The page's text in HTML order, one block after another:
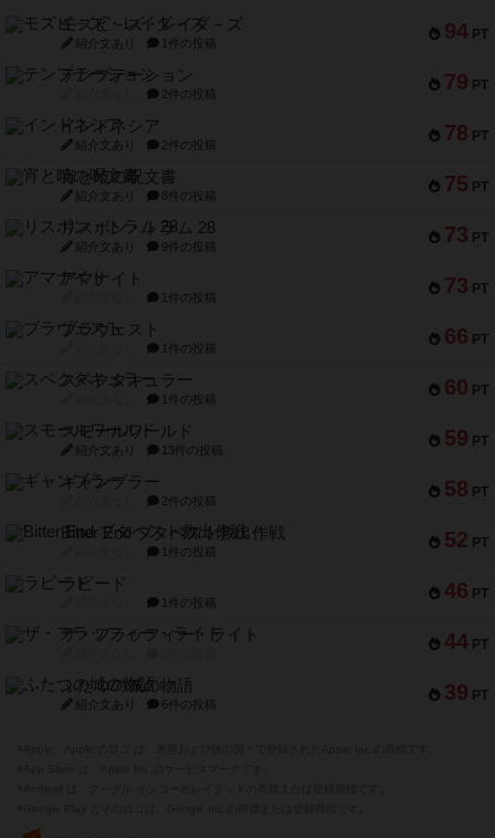
94 PT
モズビ－ズ・レイダ－ズ
紹介文あり 1件の投稿
79 PT
テンプテーション
2件の投稿
78 PT
インドネシア
紹介文あり 2件の投稿
75 PT
宵と暁の呪文書
紹介文あり 8件の投稿
73 PT
リスボン・トラム 28
紹介文あり 9件の投稿
73 PT
アマナイト
1件の投稿
66 PT
ブラヴェスト
1件の投稿
60 PT
スペクタキュラー
1件の投稿
59 PT
スモールワールド
紹介文あり 13件の投稿
58 PT
ギャンブラー
2件の投稿
52 PT
Bitter End ブタペスト救出作戦
1件の投稿
46 PT
ラピード
1件の投稿
44 PT
ザ・フラッフィー・ライト
39 PT
ふたつの城の物語
紹介文あり 6件の投稿